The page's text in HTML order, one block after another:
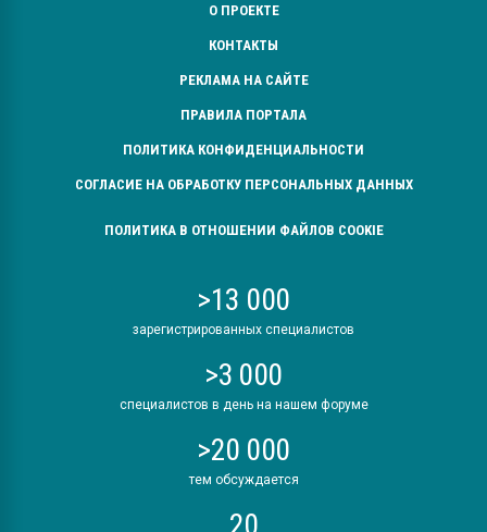
О ПРОЕКТЕ
КОНТАКТЫ
РЕКЛАМА НА САЙТЕ
ПРАВИЛА ПОРТАЛА
ПОЛИТИКА КОНФИДЕНЦИАЛЬНОСТИ
СОГЛАСИЕ НА ОБРАБОТКУ ПЕРСОНАЛЬНЫХ ДАННЫХ
ПОЛИТИКА В ОТНОШЕНИИ ФАЙЛОВ COOKIE
>13 000
зарегистрированных специалистов
>3 000
специалистов в день на нашем форуме
>20 000
тем обсуждается
20